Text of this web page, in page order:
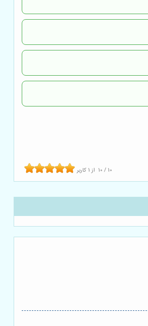
10 / 10 از 1 کاربر